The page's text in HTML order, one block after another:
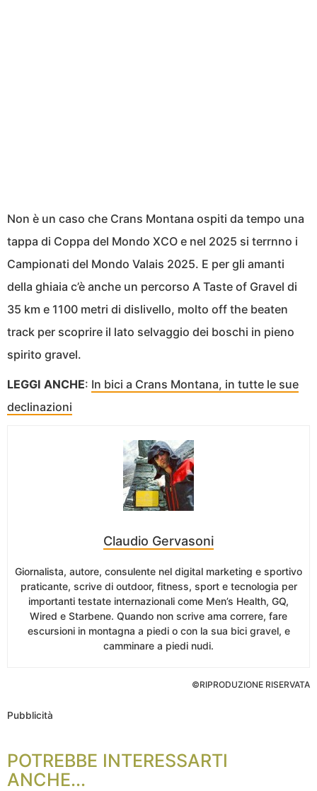
Non è un caso che Crans Montana ospiti da tempo una
tappa di Coppa del Mondo XCO e nel 2025 si terrnno i
Campionati del Mondo Valais 2025. E per gli amanti
della ghiaia c’è anche un percorso A Taste of Gravel di
35 km e 1100 metri di dislivello, molto off the beaten
track per scoprire il lato selvaggio dei boschi in pieno
spirito gravel.
LEGGI ANCHE: In bici a Crans Montana, in tutte le sue
declinazioni
Claudio Gervasoni
Giornalista, autore, consulente nel digital marketing e sportivo
praticante, scrive di outdoor, fitness, sport e tecnologia per
importanti testate internazionali come Men’s Health, GQ,
Wired e Starbene. Quando non scrive ama correre, fare
escursioni in montagna a piedi o con la sua bici gravel, e
camminare a piedi nudi.
©RIPRODUZIONE RISERVATA
Pubblicità
POTREBBE INTERESSARTI
ANCHE...